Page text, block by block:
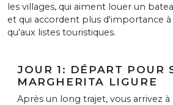
les villages, qui aiment louer un
et qui accordent plus d'importance à
qu'aux listes touristiques.
JOUR 1: DÉPART POUR
MARGHERITA LIGURE
Après un long trajet, vous arrivez